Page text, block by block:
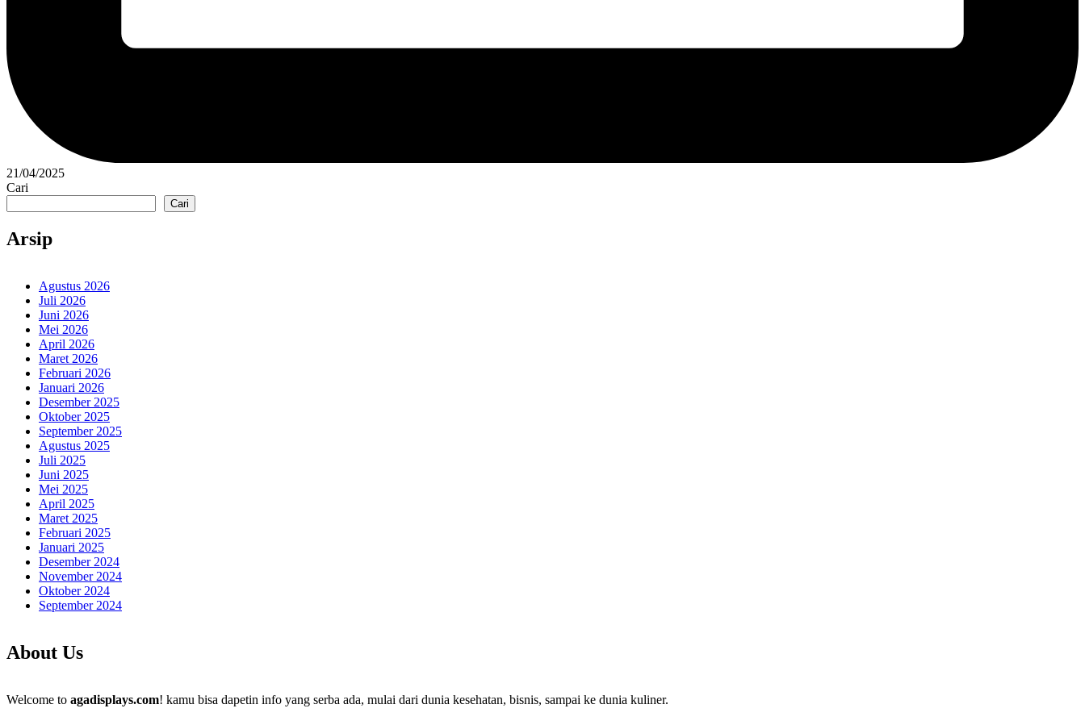
21/04/2025
Cari
Cari
Arsip
Agustus 2026
Juli 2026
Juni 2026
Mei 2026
April 2026
Maret 2026
Februari 2026
Januari 2026
Desember 2025
Oktober 2025
September 2025
Agustus 2025
Juli 2025
Juni 2025
Mei 2025
April 2025
Maret 2025
Februari 2025
Januari 2025
Desember 2024
November 2024
Oktober 2024
September 2024
About Us
Welcome to agadisplays.com! kamu bisa dapetin info yang serba ada, mulai dari dunia kesehatan, bisnis, sampai ke dunia kuliner.